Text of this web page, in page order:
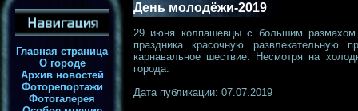
Главная страница
О городе
Архив новостей
Фоторепортажи
Фотогалерея
День молодёжи-2019
29 июня колпашевцы с большим размахом
праздника красочную развлекательную
карнавальное шествие. Несмотря на
города.
Дата публикации: 07.07.2019